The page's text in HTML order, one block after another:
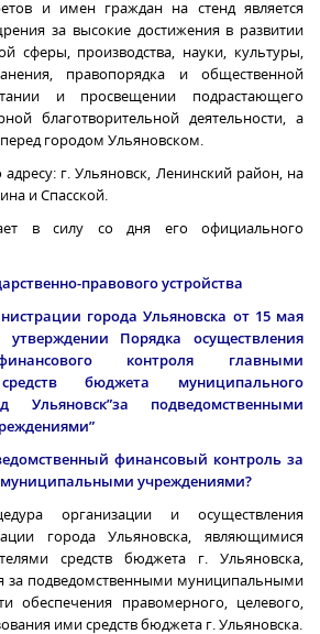
и имен граждан на стенд является
за высокие достижения в развитии
сферы, производства, науки, культуры,
правопорядка и общественной
и просвещении подрастающего
благотворительной деятельности, а
городом Ульяновском.
г. Ульяновск, Ленинский район, на
и Спасской.
в силу со дня его официального
правового устройства
города Ульяновска от 15 мая
Порядка осуществления
контроля главными
бюджета муниципального
Ульяновск”за подведомственными
финансовый контроль за
учреждениями?
организации и осуществления
города Ульяновска, являющимися
средств бюджета г. Ульяновска,
за подведомственными муниципальными
обеспечения правомерного, целевого,
ими средств бюджета г. Ульяновска.